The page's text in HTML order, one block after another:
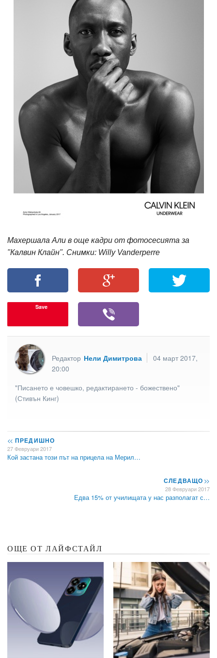
Махершала Али в още кадри от фотосесията за
"Калвин Клайн". Снимки: Willy Vanderperre
Save
Редактор Нели Димитрова
04 март 2017,
20:00
"Писането е човешко, редактирането - божествено"
(Стивън Кинг)
<< ПРЕДИШНО
27 Февруари 2017
Кой застана този път на прицела на Мерил…
СЛЕДВАЩО>>
28 Февруари 2017
Едва 15% от училищата у нас разполагат с…
ОЩЕ ОТ ЛАЙФСТАЙЛ